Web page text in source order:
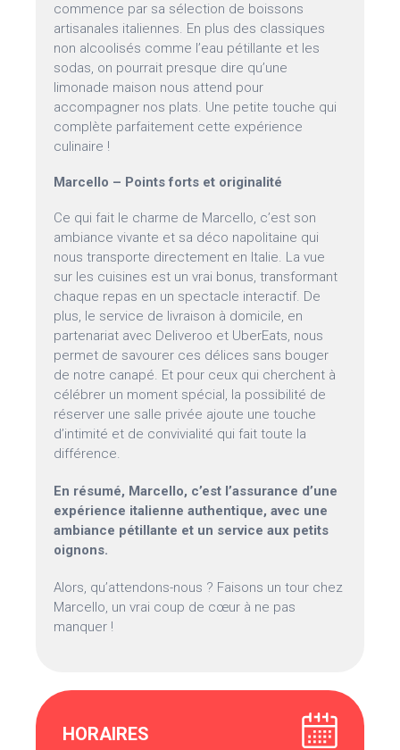
commence par sa sélection de boissons
artisanales italiennes. En plus des classiques
non alcoolisés comme l’eau pétillante et les
sodas, on pourrait presque dire qu’une
limonade maison nous attend pour
accompagner nos plats. Une petite touche qui
complète parfaitement cette expérience
culinaire !
Marcello – Points forts et originalité
Ce qui fait le charme de Marcello, c’est son
ambiance vivante et sa déco napolitaine qui
nous transporte directement en Italie. La vue
sur les cuisines est un vrai bonus, transformant
chaque repas en un spectacle interactif. De
plus, le service de livraison à domicile, en
partenariat avec Deliveroo et UberEats, nous
permet de savourer ces délices sans bouger
de notre canapé. Et pour ceux qui cherchent à
célébrer un moment spécial, la possibilité de
réserver une salle privée ajoute une touche
d’intimité et de convivialité qui fait toute la
différence.
En résumé, Marcello, c’est l’assurance d’une
expérience italienne authentique, avec une
ambiance pétillante et un service aux petits
oignons.
Alors, qu’attendons-nous ? Faisons un tour chez
Marcello, un vrai coup de cœur à ne pas
manquer !
HORAIRES